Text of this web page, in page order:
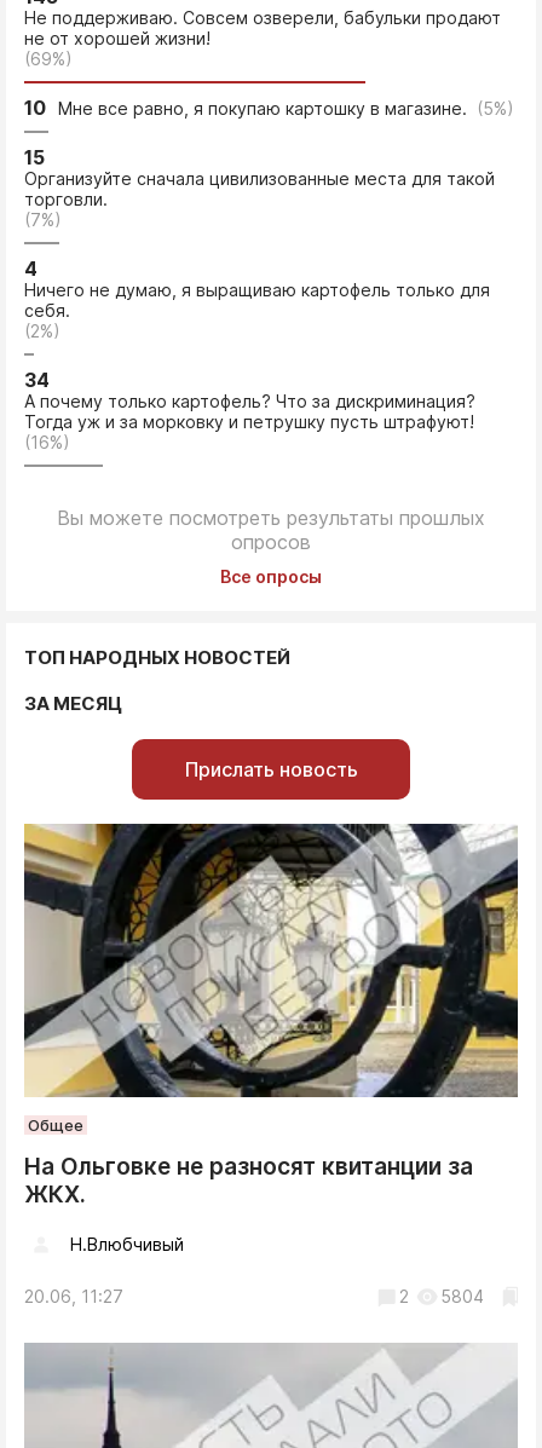
Не поддерживаю. Совсем озверели, бабульки продают
не от хорошей жизни!
(69%)
10 Мне все равно, я покупаю картошку в магазине. (5%)
15
Организуйте сначала цивилизованные места для такой
торговли.
(7%)
4
Ничего не думаю, я выращиваю картофель только для
себя.
(2%)
34
А почему только картофель? Что за дискриминация?
Тогда уж и за морковку и петрушку пусть штрафуют!
(16%)
Вы можете посмотреть результаты прошлых
опросов
Все опросы
ТОП НАРОДНЫХ НОВОСТЕЙ
ЗА МЕСЯЦ
Прислать новость
Общее
На Ольговке не разносят квитанции за
ЖКХ.
Н.Влюбчивый
20.06, 11:27 2 5804